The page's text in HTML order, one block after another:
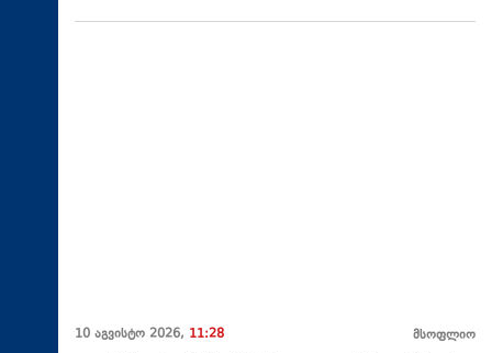
10 აგვისტო 2026, 11:28 მსოფლიო